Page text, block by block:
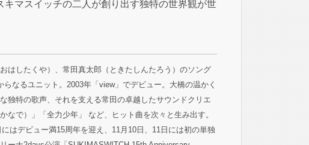
マスイッチの二人が創り出す独特の世界観が世
はしたくや）、常田真太郎（ときたしんたろう）のソング
らなるユニット。2003年「view」でデビュー。大橋の温かく
独特の歌声、それを支える常田の卓越したサウンドクリエ
なで）」「全力少年」 など、ヒット曲を次々と生み出す。
はデビュー満15周年を迎え、11月10日、11日には初の単独